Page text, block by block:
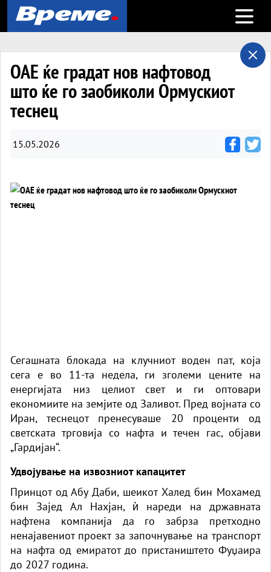
Open
ОАЕ ќе градат нов нафтовод
што ќе го заобиколи Ормускиот
теснец
15.05.2026
Сегашната блокада на клучниот воден пат, која
сега е во 11-та недела, ги зголеми цените на
енергијата низ целиот свет и ги оптовари
економиите на земјите од Заливот. Пред војната со
Иран, теснецот пренесуваше 20 проценти од
светската трговија со нафта и течен гас, објави
„Гардијан“.
Удвојување на извозниот капацитет
Принцот од Абу Даби, шеикот Халед бин Мохамед
бин Зајед Ал Нахјан, ѝ нареди на државната
нафтена компанија да го забрза претходно
ненајавениот проект за започнување на транспорт
на нафта од емиратот до пристаништето Фуџаира
до 2027 година.